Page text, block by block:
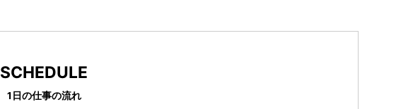
SCHEDULE
1日の仕事の流れ